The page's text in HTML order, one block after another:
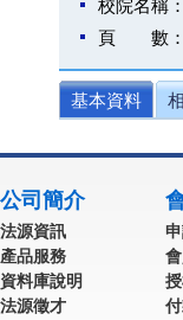
校院名稱：
頁 數：
基本資料
公司簡介
法源資訊
產品服務
資料庫說明
法源徵才